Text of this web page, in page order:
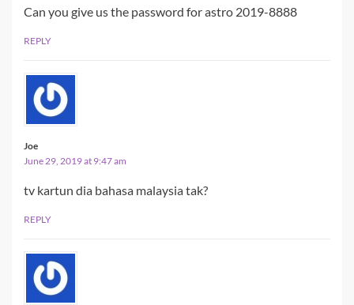
Can you give us the password for astro 2019-8888
REPLY
Joe
June 29, 2019 at 9:47 am
tv kartun dia bahasa malaysia tak?
REPLY